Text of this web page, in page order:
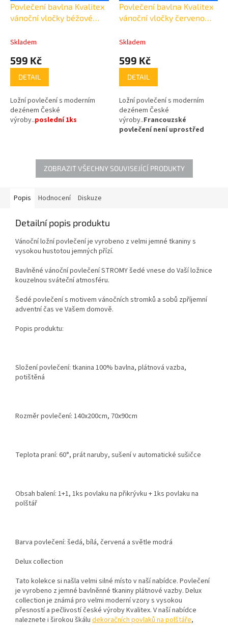
Povlečení bavlna Kvalitex
vánoční vločky béžové
poslední 1ks
Skladem
599 Kč
DETAIL
Ložní povlečení s moderním
dezénem České
výroby..poslední 1ks
Povlečení bavlna Kvalitex
vánoční vločky červeno
Skladem
599 Kč
DETAIL
Ložní povlečení s moderním
dezénem České
výroby..Francouzské
povlečení není uprostřed
ZOBRAZIT VŠECHNY SOUVISEJÍCÍ PRODUKTY
Popis Hodnocení Diskuze
Detailní popis produktu
Vánoční ložní povlečení je vyrobeno z velmi jemné tkaniny s
vysokou hustotou jemných přízí.
Bavlněné vánoční povlečení STROMY šedé vnese do Vaší ložnice
kouzelnou sváteční atmosféru.
Šedé povlečení s motivem vánočních stromků a sobů zpříjemní
adventní čas ve Vašem domově.
Popis produktu:
Složení povlečení: tkanina 100% bavlna, plátnová vazba,
potištěná
Rozměr povlečení: 140x200cm, 70x90cm
Teplota praní: 60°, prát naruby, sušení v automatické sušičce
Obsah balení: 1+1, 1ks povlaku na přikrývku + 1ks povlaku na
polštář
Barva povlečení: šedá, bílá, červená a světle modrá
Delux collection
Tato kolekce si našla velmi silné místo v naší nabídce. Povlečení
je vyrobeno z jemné bavlněnné tkaniny plátnové vazby. Delux
collection je známá pro velmi moderní vzory s vysokou
přesností a pečlivostí české výroby Kvalitex. V naší nabídce
naleznete i širokou škálu dekoračních povlaků na polštáře,